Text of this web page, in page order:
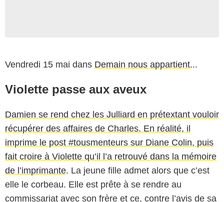
Vendredi 15 mai dans Demain nous appartient...
Violette passe aux aveux
Damien se rend chez les Julliard en prétextant vouloir
récupérer des affaires de Charles. En réalité, il
imprime le post #tousmenteurs sur Diane Colin, puis
fait croire à Violette qu’il l’a retrouvé dans la mémoire
de l’imprimante. La jeune fille admet alors que c’est
elle le corbeau. Elle est prête à se rendre au
commissariat avec son frère et ce, contre l’avis de sa